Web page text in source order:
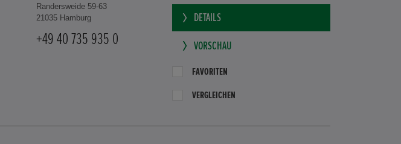
Randersweide 59-63
21035 Hamburg
+49 40 735 935 0
DETAILS
VORSCHAU
FAVORITEN
VERGLEICHEN